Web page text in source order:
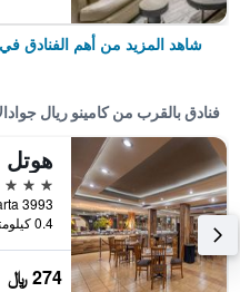
شاهد المزيد من أهم الفنادق
فنادق بالقرب من كامينو ريال
هوتل
4 نجوم
0.4 كيلومتر عن وسط المدينة
274 ﷼